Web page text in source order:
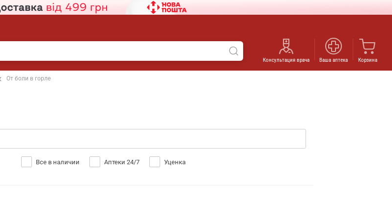
Консультация врача Ваша аптека Корзина
От боли в горле
Все в наличии Аптеки 24/7 Уценка